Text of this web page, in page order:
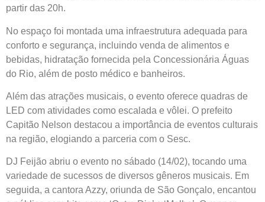
partir das 20h.
No espaço foi montada uma infraestrutura adequada para
conforto e segurança, incluindo venda de alimentos e
bebidas, hidratação fornecida pela Concessionária Águas
do Rio, além de posto médico e banheiros.
Além das atrações musicais, o evento oferece quadras de
LED com atividades como escalada e vôlei. O prefeito
Capitão Nelson destacou a importância de eventos culturais
na região, elogiando a parceria com o Sesc.
DJ Feijão abriu o evento no sábado (14/02), tocando uma
variedade de sucessos de diversos gêneros musicais. Em
seguida, a cantora Azzy, oriunda de São Gonçalo, encantou